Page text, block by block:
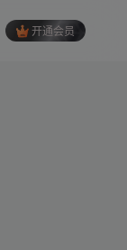
开通会员